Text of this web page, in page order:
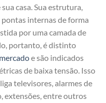
casa. Sua estrutura,
internas de forma
por uma camada de
portanto, é distinto
e são indicados
de baixa tensão. Isso
televisores, alarmes de
extensões, entre outros